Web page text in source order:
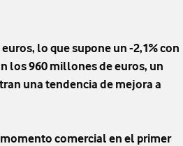
lo que supone un -2,1% con
los 960 millones de euros, un
una tendencia de mejora a
comercial en el primer